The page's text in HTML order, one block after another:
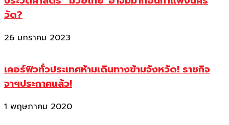
วัด?
26 มกราคม 2023
เคอร์ฟิวทั่วประเทศห้ามเดินทางข้ามจังหวัด! ราชกิจ
จาฯประกาศแล้ว!
1 พฤษภาคม 2020